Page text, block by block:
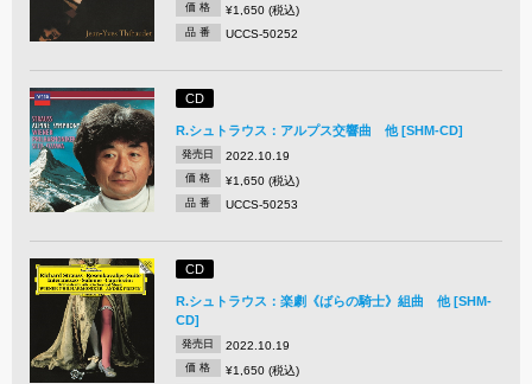
価 格 ¥1,650 (税込)
品 番 UCCS-50252
CD
R.シュトラウス：アルプス交響曲 他 [SHM-CD]
発売日 2022.10.19
価 格 ¥1,650 (税込)
品 番 UCCS-50253
CD
R.シュトラウス：楽劇《ばらの騎士》組曲 他 [SHM-
CD]
発売日 2022.10.19
価 格 ¥1,650 (税込)